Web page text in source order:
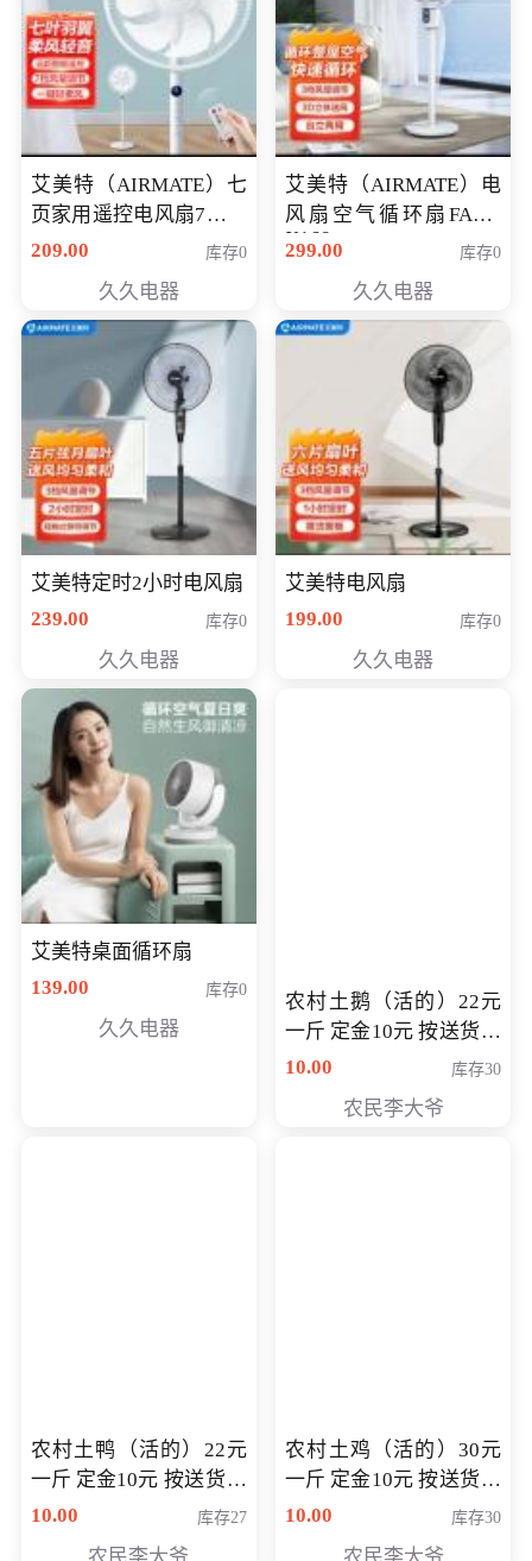
艾美特（AIRMATE）七
页家用遥控电风扇7档风
量空气循环摇头立式落
定时落地式风扇CS35-
R20
209.00 库存0
久久电器
艾美特（AIRMATE）电
风扇空气循环扇FA18-
X168
299.00 库存0
久久电器
艾美特定时2小时电风扇
239.00
库存0
久久电器
艾美特电风扇
199.00
库存0
久久电器
艾美特桌面循环扇
139.00
库存0
久久电器
农村土鹅（活的）22元
一斤 定金10元 按送货交
付时秤重计算货款 定金
10.00 库存30
农民李大爷
农村土鸭（活的）22元
一斤 定金10元 按送货交
付时秤重计算货款 定金
10.00 库存27
农村土鸡（活的）30元
一斤 定金10元 按送货交
付时秤重计算货款 定金
10.00 库存30